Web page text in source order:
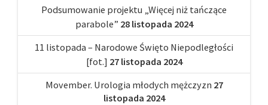
Podsumowanie projektu „Więcej niż tańczące
parabole” 28 listopada 2024
11 listopada – Narodowe Święto Niepodległości
[fot.] 27 listopada 2024
Movember. Urologia młodych mężczyzn 27
listopada 2024